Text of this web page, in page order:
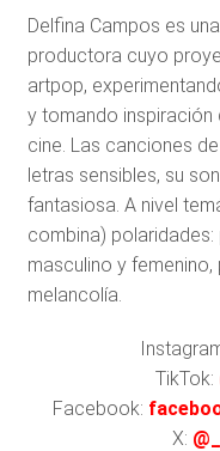
Delfina Campos es
productora cuyo
artpop,
y tomando inspiración
cine. Las canciones
letras sensibles, su
fantasiosa. A nivel
combina)
masculino y
melancolía.
TikTok:
Facebook:
X: